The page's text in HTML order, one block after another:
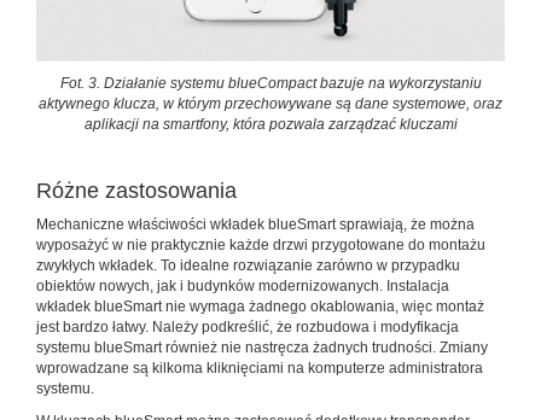
Fot. 3. Działanie systemu blueCompact bazuje na wykorzystaniu
aktywnego klucza, w którym przechowywane są dane systemowe, oraz
aplikacji na smartfony, która pozwala zarządzać kluczami
Różne zastosowania
Mechaniczne właściwości wkładek blueSmart sprawiają, że można
wyposażyć w nie praktycznie każde drzwi przygotowane do montażu
zwykłych wkładek. To idealne rozwiązanie zarówno w przypadku
obiektów nowych, jak i budynków modernizowanych. Instalacja
wkładek blueSmart nie wymaga żadnego okablowania, więc montaż
jest bardzo łatwy. Należy podkreślić, że rozbudowa i modyfikacja
systemu blueSmart również nie nastręcza żadnych trudności. Zmiany
wprowadzane są kilkoma kliknięciami na komputerze administratora
systemu.